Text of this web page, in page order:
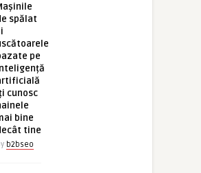
spălat
pe
cunosc
bine
tine
b2bseo